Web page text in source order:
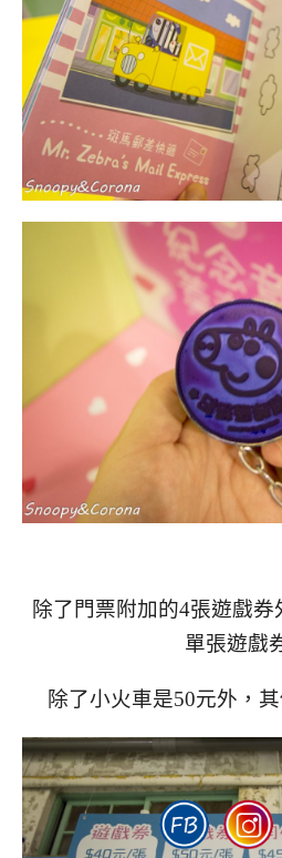
除了門票附加的4張遊戲
單張遊戲
除了小火車是50元外，